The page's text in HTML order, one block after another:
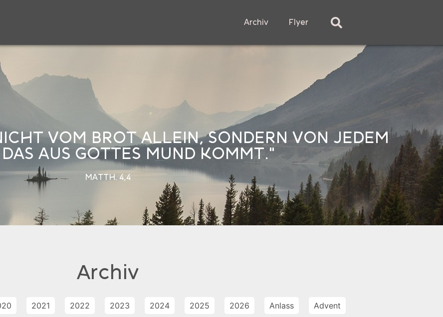
Archiv Flyer
VOM BROT ALLEIN, SONDERN VON JEDEM
AUS GOTTES MUND KOMMT."
MATTH. 4,4
Archiv
2021 2022 2023 2024 2025 2026 Anlass Advent